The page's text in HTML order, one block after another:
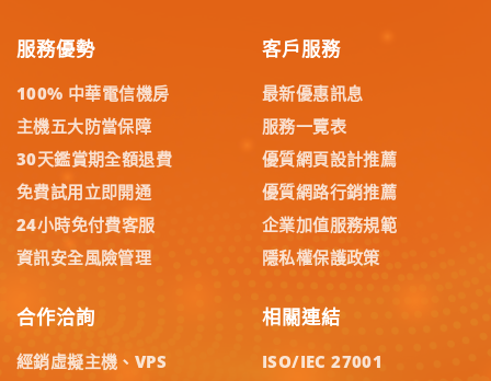
服務優勢
100% 中華電信機房
主機五大防當保障
30天鑑賞期全額退費
免費試用立即開通
24小時免付費客服
資訊安全風險管理
客戶服務
最新優惠訊息
服務一覽表
優質網頁設計推薦
優質網路行銷推薦
企業加值服務規範
隱私權保護政策
合作洽詢
經銷虛擬主機、VPS
相關連結
ISO/IEC 27001